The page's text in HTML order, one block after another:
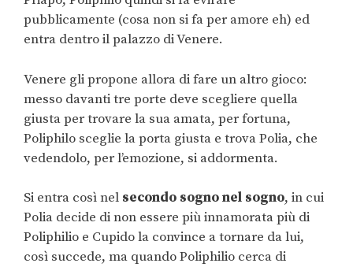
pubblicamente (cosa non si fa per amore eh) ed
entra dentro il palazzo di Venere.
Venere gli propone allora di fare un altro gioco:
messo davanti tre porte deve scegliere quella
giusta per trovare la sua amata, per fortuna,
Poliphilo sceglie la porta giusta e trova Polia, che
vedendolo, per l’emozione, si addormenta.
Si entra così nel secondo sogno nel sogno, in cui
Polia decide di non essere più innamorata più di
Poliphilio e Cupido la convince a tornare da lui,
così succede, ma quando Poliphilio cerca di